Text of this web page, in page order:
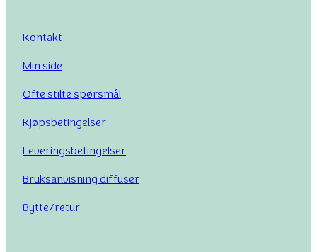
Kontakt
Min side
Ofte stilte spørsmål
Kjøpsbetingelser
Leveringsbetingelser
Bruksanvisning diffuser
Bytte/retur